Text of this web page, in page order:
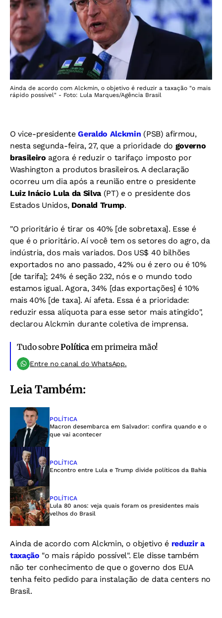
Ainda de acordo com Alckmin, o objetivo é reduzir a taxação "o mais
rápido possível" - Foto: Lula Marques/Agência Brasil
O vice-presidenteGeraldo Alckmin (PSB) afirmou,
nesta segunda-feira, 27, que a prioridade do governo
brasileiro agora é reduzir o tarifaço imposto por
Washington a produtos brasileiros. A declaração
ocorreu um dia após a reunião entre o presidente
Luiz Inácio Lula da Silva (PT) e o presidente dos
Estados Unidos, Donald Trump.
"O prioritário é tirar os 40% [de sobretaxa]. Esse é
que é o prioritário. Aí você tem os setores do agro, da
indústria, dos mais variados. Dos US$ 40 bilhões
exportados no ano passado, 42% ou é zero ou é 10%
[de tarifa]; 24% é seção 232, nós e o mundo todo
estamos igual. Agora, 34% [das exportações] é 10%
mais 40% [de taxa]. Aí afeta. Essa é a prioridade:
reduzir essa alíquota para esse setor mais atingido",
declarou Alckmin durante coletiva de imprensa.
Tudo sobrePolíticaem primeira mão!
Entre no canal do WhatsApp.
Leia Também:
POLÍTICA
Macron desembarca em Salvador: confira quando e o
que vai acontecer
POLÍTICA
Encontro entre Lula e Trump divide políticos da Bahia
POLÍTICA
Lula 80 anos: veja quais foram os presidentes mais
velhos do Brasil
Ainda de acordo com Alckmin, o objetivo éreduzir a
taxação "o mais rápido possível". Ele disse também
não ter conhecimento de que o governo dos EUA
tenha feito pedido para instalação de data centers no
Brasil.